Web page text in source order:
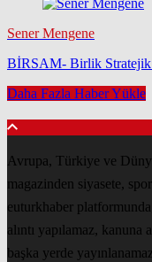
Sener Mengene
BİRSAM- Birlik Stratejik
Daha Fazla Haber Yükle
Avrupa, Türkiye ve
magazinden siyasete,
euturkhaber
alıntı yapılamaz,
başka yerde